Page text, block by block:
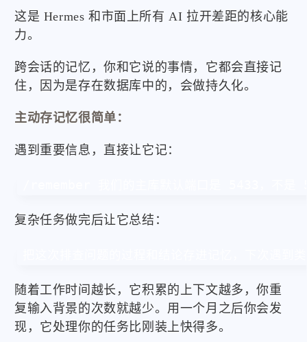
这是 Hermes 和市面上所有 AI 拉开差距的核心能
力。
跨会话的记忆，你和它说的事情，它都会直接记
住，因为是存在数据库中的，会做持久化。
主动存记忆很简单：
遇到重要信息，直接让它记：
复杂任务做完后让它总结：
随着工作时间越长，它积累的上下文越多，你重
复输入背景的次数就越少。用一个月之后你会发
现，它处理你的任务比刚装上快得多。